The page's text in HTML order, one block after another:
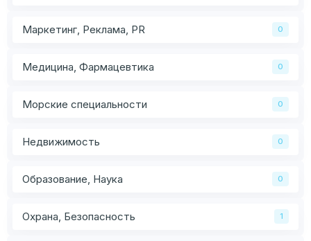
Маркетинг, Реклама, PR 0
Медицина, Фармацевтика 0
Морские специальности 0
Недвижимость 0
Образование, Наука 0
Охрана, Безопасность 1